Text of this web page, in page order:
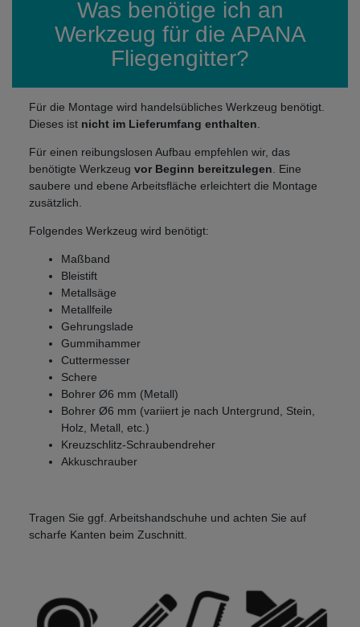
Was benötige ich an
Werkzeug für die APANA
Fliegengitter?
Für die Montage wird handelsübliches Werkzeug benötigt.
Dieses ist nicht im Lieferumfang enthalten
Für einen reibungslosen Aufbau empfehlen wir, das
benötigte Werkzeug vor Beginn bereitzulegen . Eine
saubere und ebene Arbeitsfläche erleichtert die Montage
zusätzlich.
Folgendes Werkzeug wird benötigt:
Maßband
Bleistift
Metallsäge
Metallfeile
Gehrungslade
Gummihammer
Cuttermesser
Schere
Bohrer Ø6 mm (Metall)
Bohrer Ø6 mm (variiert je nach Untergrund, Stein,
Holz, Metall, etc.)
Kreuzschlitz-Schraubendreher
Akkuschrauber
Tragen Sie ggf. Arbeitshandschuhe und achten Sie auf
scharfe Kanten beim Zuschnitt.